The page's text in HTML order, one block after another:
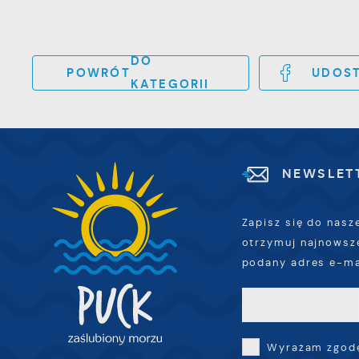
POWRÓT
DO
KATEGORII
Zapisz się do
otrzymuj
podany adres e-
Wyrażam